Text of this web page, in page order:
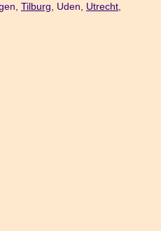
Tilburg, Uden, Utrecht,